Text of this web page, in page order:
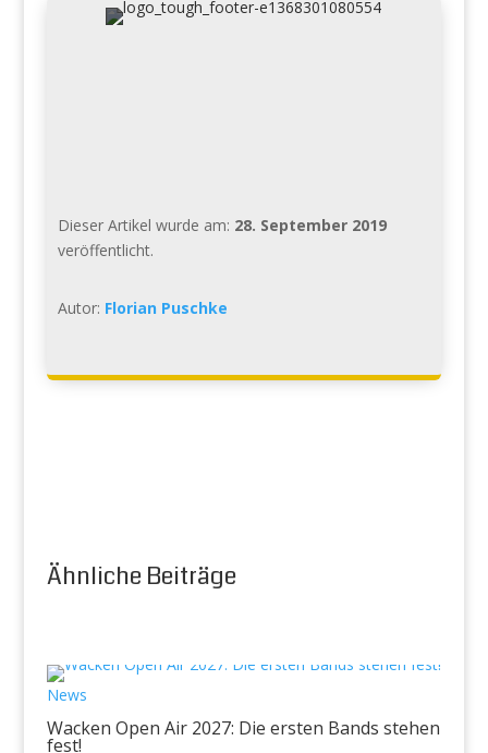
Dieser Artikel wurde am: 28. September 2019
veröffentlicht.
Autor: Florian Puschke
Ähnliche Beiträge
News
Wacken Open Air 2027: Die ersten Bands stehen
fest!